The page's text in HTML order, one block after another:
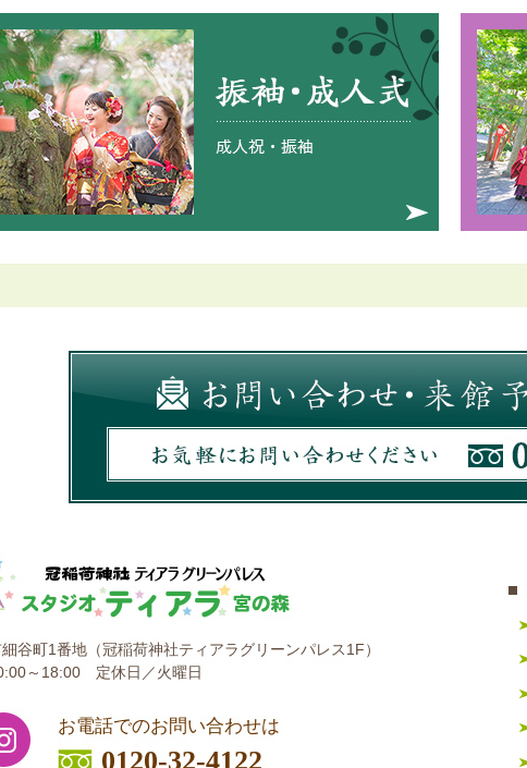
谷町1番地（冠稲荷神社ティアラグリーンパレス1F）
～18:00 定休日／火曜日
お電話でのお問い合わせは
0120-32-4122